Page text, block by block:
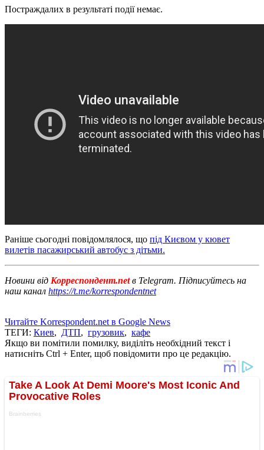
Постраждалих в результаті події немає.
Раніше сьогодні повідомлялося, що під Києвом у кювет
вилетів пасажирський автобус з дітьми.
Новини від Корреспондент.netв Telegram. Підписуйтесь на
наш канал https://t.me/korrespondentnet
Читайте Korrespondent.net в Google News
ТЕГИ: Киев, ДТП, грузовик, кафе
Якщо ви помітили помилку, виділіть необхідний текст і
натисніть Ctrl + Enter, щоб повідомити про це редакцію.